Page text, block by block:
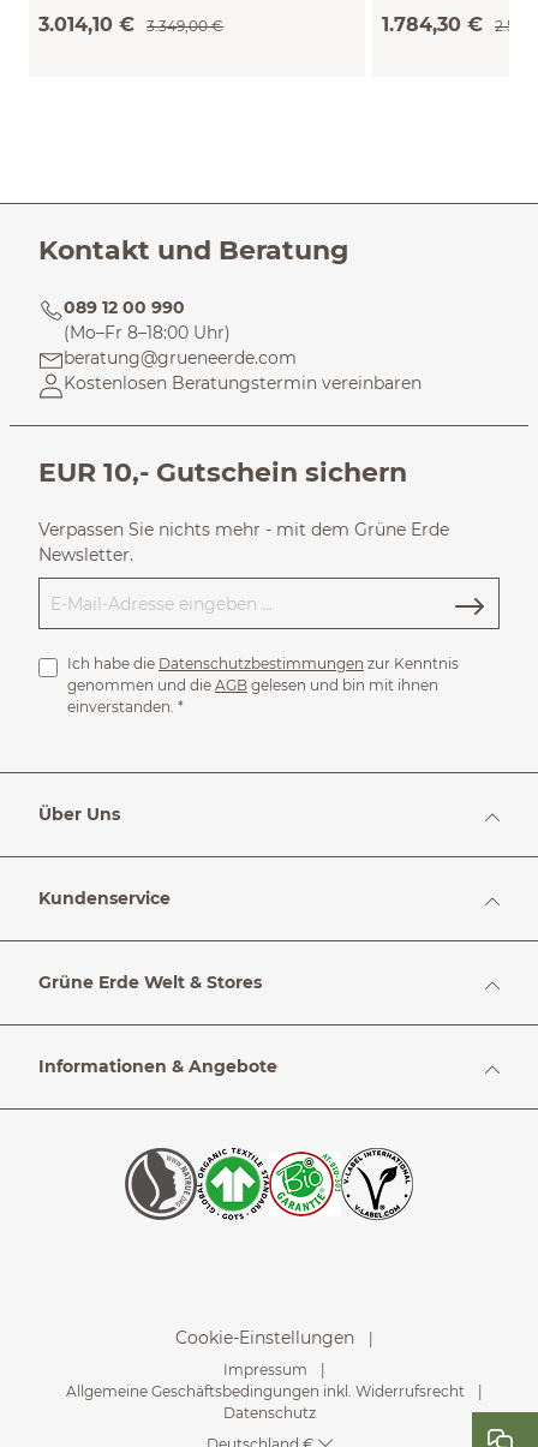
3.014,10 € 3.349,00 € 1.784,30 €
Kontakt und Beratung
089 12 00 990
(Mo–Fr 8–18:00 Uhr)
beratung@grueneerde.com
Kostenlosen Beratungstermin vereinbaren
EUR 10,- Gutschein sichern
Verpassen Sie nichts mehr - mit dem Grüne Erde
Newsletter.
Ich habe die Datenschutzbestimmungen zur Kenntnis
genommen und die AGB gelesen und bin mit ihnen
einverstanden. *
Über Uns
Kundenservice
Grüne Erde Welt & Stores
Informationen & Angebote
Cookie-Einstellungen
Impressum
Allgemeine Geschäftsbedingungen inkl. Widerrufsrecht
Datenschutz